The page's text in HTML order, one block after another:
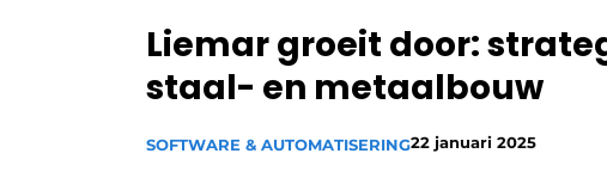
Podcasts
Privacy / Cookie statement
Vacature aanmelden
Liemar groeit door:
staal- en metaalbouw
SOFTWARE & AUTOMATISERING22 januari 2025